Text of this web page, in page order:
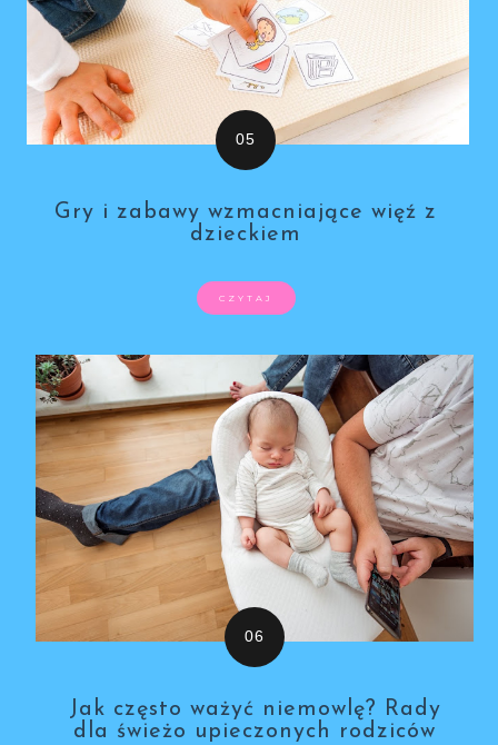
Gry i zabawy wzmacniające więź z
dzieckiem
CZYTAJ
Jak często ważyć niemowlę? Rady
dla świeżo upieczonych rodziców